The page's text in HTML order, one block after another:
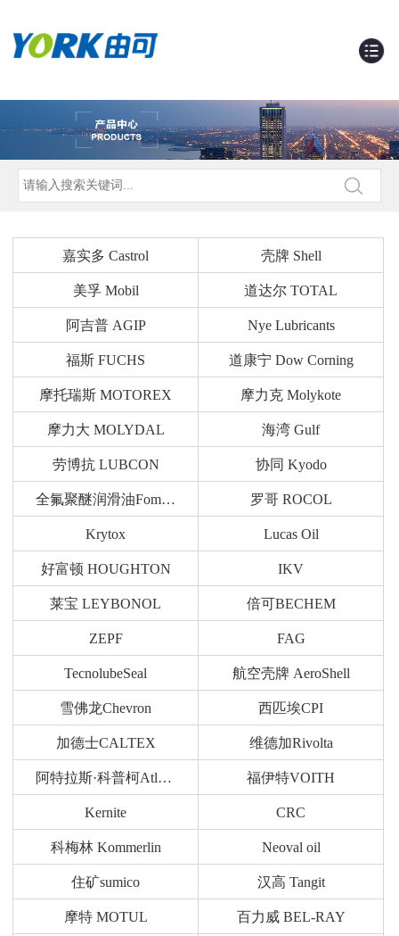
嘉实多 Castrol 壳牌 Shell
美孚 Mobil 道达尔 TOTAL
阿吉普 AGIP Nye Lubricants
福斯 FUCHS 道康宁 Dow Corning
摩托瑞斯 MOTOREX 摩力克 Molykote
摩力大 MOLYDAL 海湾 Gulf
劳博抗 LUBCON 协同 Kyodo
全氟聚醚润滑油Fomblin 罗哥 ROCOL
Krytox Lucas Oil
好富顿 HOUGHTON IKV
莱宝 LEYBONOL 倍可BECHEM
ZEPF FAG
TecnolubeSeal 航空壳牌 AeroShell
雪佛龙Chevron 西匹埃CPI
加德士CALTEX 维德加Rivolta
阿特拉斯·科普柯Atlas Copco 福伊特VOITH
Kernite CRC
科梅林 Kommerlin Neoval oil
住矿sumico 汉高 Tangit
摩特 MOTUL 百力威 BEL-RAY